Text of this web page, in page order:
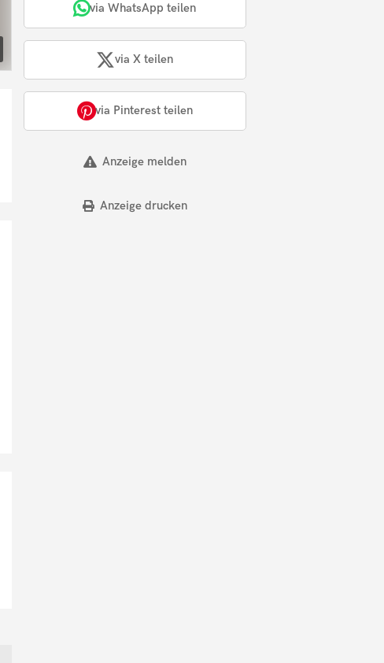
via WhatsApp teilen
via X teilen
via Pinterest teilen
Anzeige melden
Anzeige drucken